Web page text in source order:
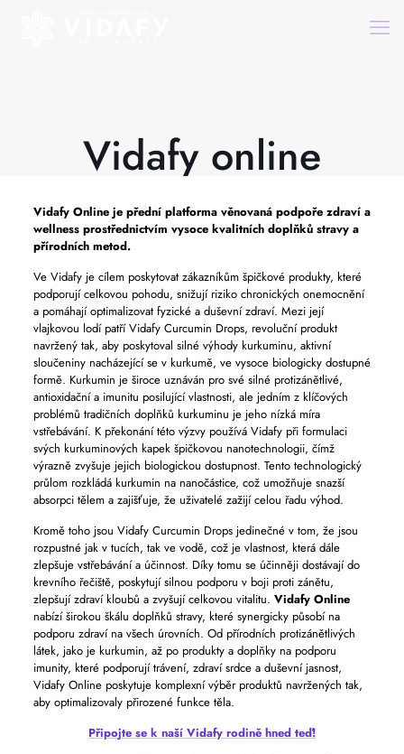
Vidafy online
Vidafy Onlineje přední platforma věnovaná podpoře zdraví a
wellness prostřednictvím vysoce kvalitních doplňků stravy a
přírodních metod.
Ve Vidafy je cílem poskytovat zákazníkům špičkové produkty, které
podporují celkovou pohodu, snižují riziko chronických onemocnění
a pomáhají optimalizovat fyzické a duševní zdraví. Mezi její
vlajkovou lodí patří Vidafy Curcumin Drops, revoluční produkt
navržený tak, aby poskytoval silné výhody kurkuminu, aktivní
sloučeniny nacházející se v kurkumě, ve vysoce biologicky dostupné
formě. Kurkumin je široce uznáván pro své silné protizánětlivé,
antioxidační a imunitu posilující vlastnosti, ale jedním z klíčových
problémů tradičních doplňků kurkuminu je jeho nízká míra
vstřebávání. K překonání této výzvy používá Vidafy při formulaci
svých kurkuminových kapek špičkovou nanotechnologii, čímž
výrazně zvyšuje jejich biologickou dostupnost. Tento technologický
průlom rozkládá kurkumin na nanočástice, což umožňuje snazší
absorpci tělem a zajišťuje, že uživatelé zažijí celou řadu výhod.
Kromě toho jsou Vidafy Curcumin Drops jedinečné v tom, že jsou
rozpustné jak v tucích, tak ve vodě, což je vlastnost, která dále
zlepšuje vstřebávání a účinnost. Díky tomu se účinněji dostávají do
krevního řečiště, poskytují silnou podporu v boji proti zánětu,
zlepšují zdraví kloubů a zvyšují celkovou vitalitu. Vidafy Online
nabízí širokou škálu doplňků stravy, které synergicky působí na
podporu zdraví na všech úrovních. Od přírodních protizánětlivých
látek, jako je kurkumin, až po produkty a doplňky na podporu
imunity, které podporují trávení, zdraví srdce a duševní jasnost,
Vidafy Online poskytuje komplexní výběr produktů navržených tak,
aby optimalizovaly přirozené funkce těla.
Připojte se k naší Vidafy rodině hned teď!